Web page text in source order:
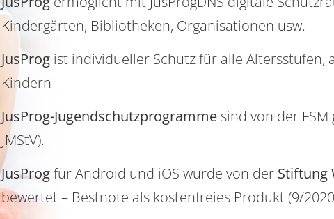
Kindergärten, Bibliotheken, Organisationen usw.
JusProgist individueller Schutz für alle Altersstufen,
Kindern
JusProg-Jugendschutzprogrammesind von der FSM
JMStV).
JusProgfür Android und iOS wurde von der Stiftung
bewertet – Bestnote als kostenfreies Produkt (9/